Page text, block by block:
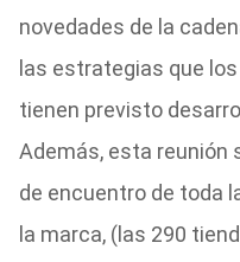
novedades de la
las estrategias que
tienen previsto
Además, esta reunión
de encuentro de toda
la marca, (las 290